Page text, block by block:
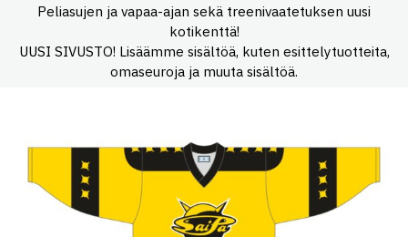
Peliasujen ja vapaa-ajan sekä treenivaatetuksen uusi
kotikenttä!
UUSI SIVUSTO! Lisäämme sisältöä, kuten esittelytuotteita,
omaseuroja ja muuta sisältöä.